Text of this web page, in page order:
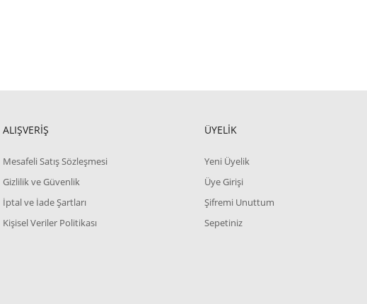
ALIŞVERİŞ
Mesafeli Satış Sözleşmesi
Gizlilik ve Güvenlik
İptal ve İade Şartları
Kişisel Veriler Politikası
ÜYELİK
Yeni Üyelik
Üye Girişi
Şifremi Unuttum
Sepetiniz